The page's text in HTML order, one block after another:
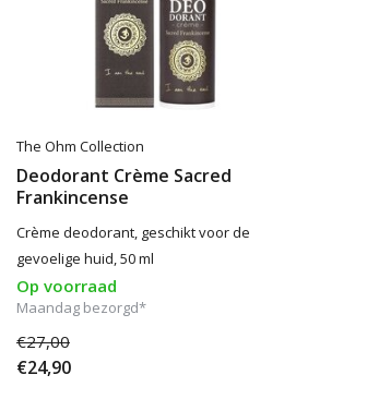
The Ohm Collection
Deodorant Crème Sacred
Frankincense
Crème deodorant, geschikt voor de
gevoelige huid, 50 ml
Op voorraad
Maandag bezorgd*
€27,00
€24,90